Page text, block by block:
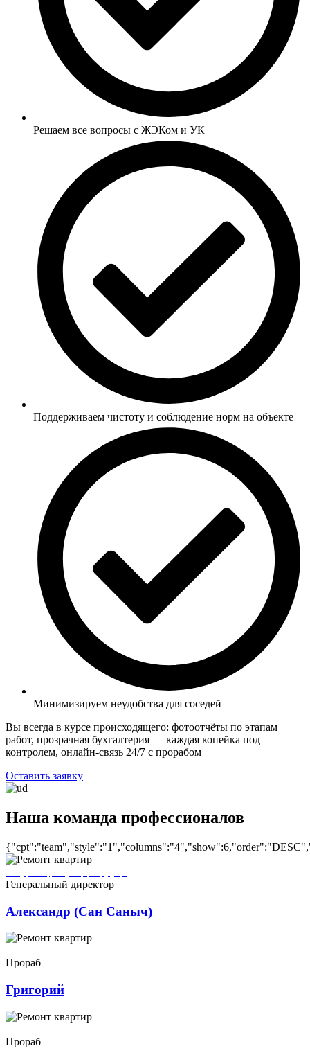
Решаем все вопросы с ЖЭКом и УК
Поддерживаем чистоту и соблюдение норм на объекте
Минимизируем неудобства для соседей
Вы всегда в курсе происходящего: фотоотчёты по этапам
работ, прозрачная бухгалтерия — каждая копейка под
контролем, онлайн-связь 24/7 с прорабом
Оставить заявку
Наша команда профессионалов
Генеральный директор
Александр (Сан Саныч)
Прораб
Григорий
Прораб